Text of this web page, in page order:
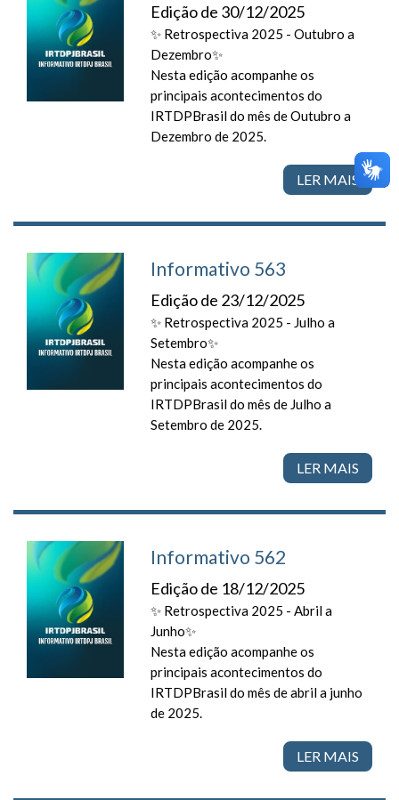
Edição de 30/12/2025
✨ Retrospectiva 2025 - Outubro a
Dezembro✨
Nesta edição acompanhe os
principais acontecimentos do
IRTDPBrasil do mês de Outubro a
Dezembro de 2025.
LER MAIS
Informativo 563
Edição de 23/12/2025
✨ Retrospectiva 2025 - Julho a
Setembro✨
Nesta edição acompanhe os
principais acontecimentos do
IRTDPBrasil do mês de Julho a
Setembro de 2025.
LER MAIS
Informativo 562
Edição de 18/12/2025
✨ Retrospectiva 2025 - Abril a
Junho✨
Nesta edição acompanhe os
principais acontecimentos do
IRTDPBrasil do mês de abril a junho
de 2025.
LER MAIS